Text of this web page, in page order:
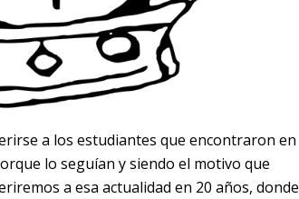
a los estudiantes que encontraron en
lo seguían y siendo el motivo que
a esa actualidad en 20 años, donde